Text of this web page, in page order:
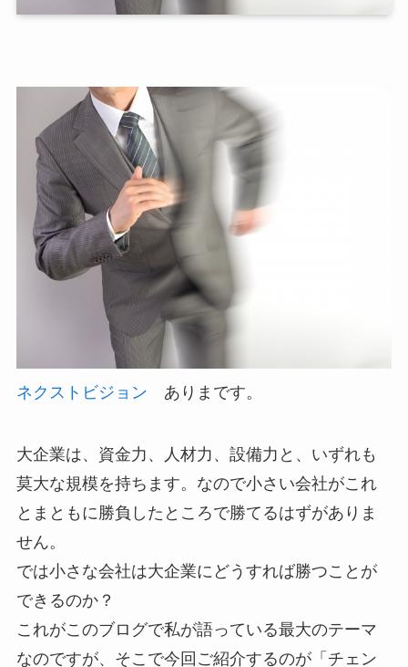
ネクストビジョン ありまです。
大企業は、資金力、人材力、設備力と、いずれも
莫大な規模を持ちます。なので小さい会社がこれ
とまともに勝負したところで勝てるはずがありま
せん。
では小さな会社は大企業にどうすれば勝つことが
できるのか？
これがこのブログで私が語っている最大のテーマ
なのですが、そこで今回ご紹介するのが「チェン